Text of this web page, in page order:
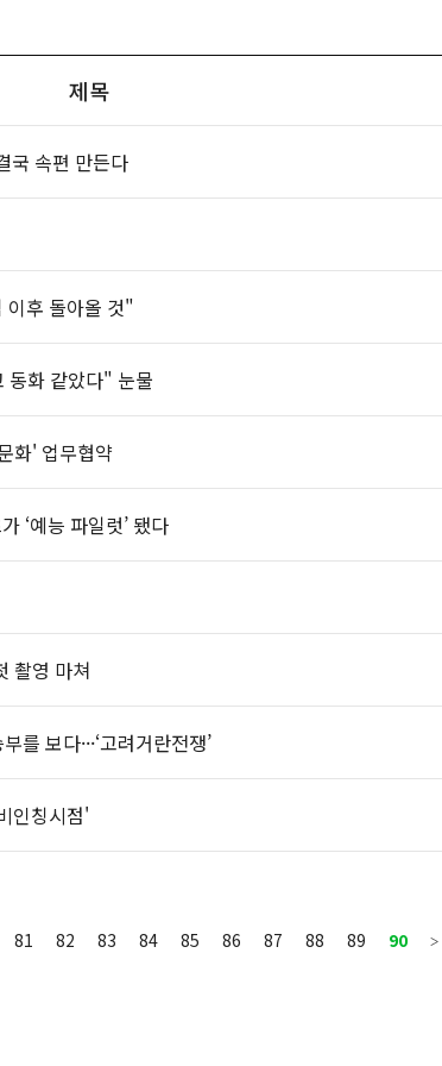
제목
국 속편 만든다
후 돌아올 것"
동화 같았다" 눈물
화' 업무협약
‘예능 파일럿’ 됐다
촬영 마쳐
를 보다···‘고려거란전쟁’
인칭시점'
81 82 83 84 85 86 87 88 89 90